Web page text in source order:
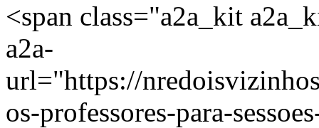
<span class="a2a_kit
a2a-
url="https://
os-professores-para-